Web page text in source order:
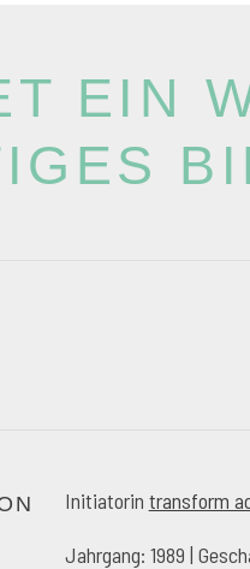
EIN
Initiatorin transform
Jahrgang: 1989 |